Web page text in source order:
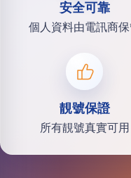
安全可靠
個人資料由電訊商保
靚號保證
所有靚號真實可用